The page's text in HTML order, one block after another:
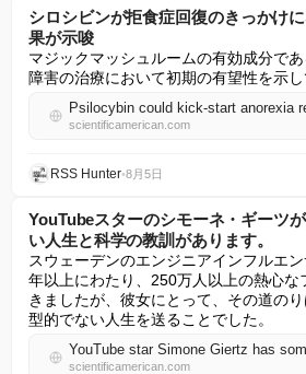
シロシビンが拒食症回復のきっかけ
果が示唆
マジックマッシュルームの有効成分で
障害の治療において初期の有望性を示し
scientificamerican.com
RSS Hunter•8月5日
YouTubeスターのシモーネ・ギーツ
い人生と科学の教訓があります。
スウェーデンのエンジニアインフルエ
年以上にわたり、250万人以上の熱心な
きましたが、彼女にとって、その道の
型的でない人生を送ることでした。
scientificamerican.com